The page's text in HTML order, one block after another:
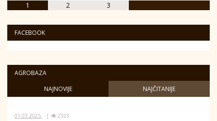
1 2 3
FACEBOOK
AGROBAZA
NAJNOVIJE
NAJČITANIJE
01.03.2025. | 2323